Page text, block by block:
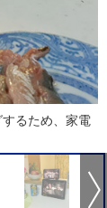
るため、家電